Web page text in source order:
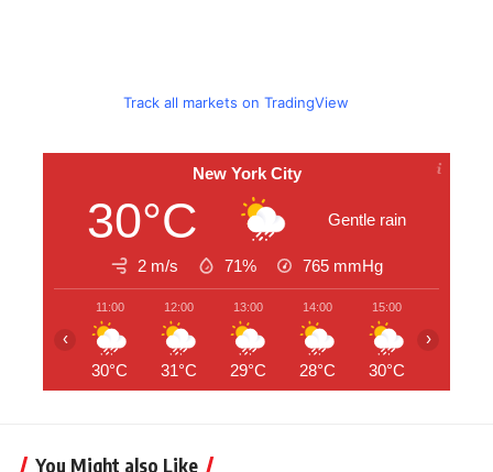
Track all markets on TradingView
New York City
30°C Gentle rain
2 m/s 71% 765 mmHg
11:00
30°C
12:00
31°C
13:00
29°C
14:00
28°C
15:00
30°C
‹ ›
You Might also Like